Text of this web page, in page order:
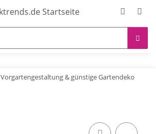
Vorgartengestaltung & günstige Gartendeko